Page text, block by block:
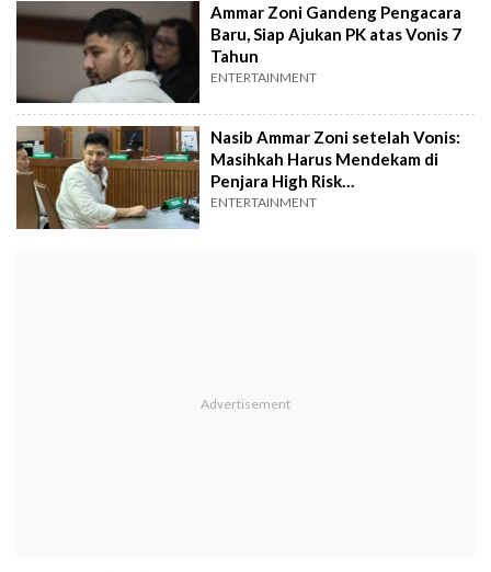
Ammar Zoni Gandeng Pengacara
Baru, Siap Ajukan PK atas Vonis 7
Tahun
ENTERTAINMENT
Nasib Ammar Zoni setelah Vonis:
Masihkah Harus Mendekam di
Penjara High Risk
Nusakambangan?
ENTERTAINMENT